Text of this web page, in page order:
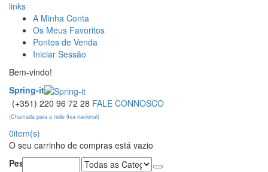
links
A Minha Conta
Os Meus Favoritos
Pontos de Venda
Iniciar Sessão
Bem-vindo!
Spring-it
(+351) 220 96 72 28 FALE CONNOSCO
(Chamada para a rede fixa nacional)
0item(s)
O seu carrinho de compras está vazio
Pesquisa: